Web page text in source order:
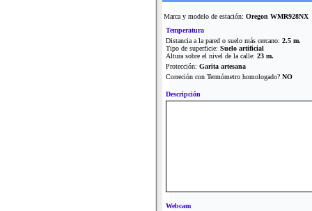
Marca y modelo de estación: Oregon WMR928NX
Temperatura
Distancia a la pared o suelo más cercano: 2.5 m.
Tipo de superficie: Suelo artificial
Altura sobre el nivel de la calle: 23 m.
Protección: Garita artesana
Correción con Termómetro homologado? NO
Descripción
Webcam